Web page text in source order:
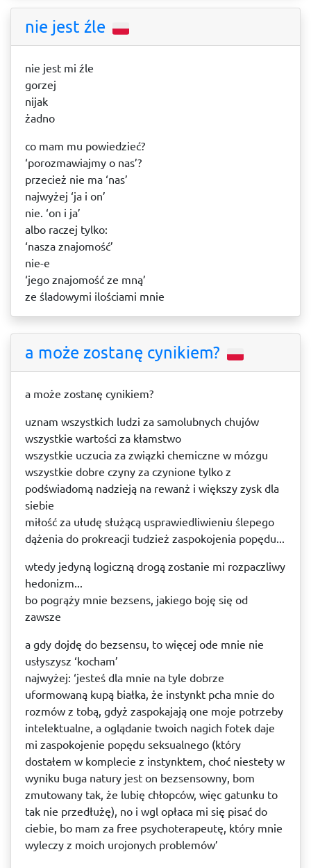
nie jest źle
nie jest mi źle
gorzej
nijak
żadno
co mam mu powiedzieć?
‘porozmawiajmy o nas’?
przecież nie ma ‘nas’
najwyżej ‘ja i on’
nie. ‘on i ja’
albo raczej tylko:
‘nasza znajomość’
nie-e
‘jego znajomość ze mną’
ze śladowymi ilościami mnie
a może zostanę cynikiem?
a może zostanę cynikiem?
uznam wszystkich ludzi za samolubnych chujów
wszystkie wartości za kłamstwo
wszystkie uczucia za związki chemiczne w mózgu
wszystkie dobre czyny za czynione tylko z
podświadomą nadzieją na rewanż i większy zysk dla
siebie
miłość za ułudę służącą usprawiedliwieniu ślepego
dążenia do prokreacji tudzież zaspokojenia popędu...
wtedy jedyną logiczną drogą zostanie mi rozpaczliwy
hedonizm...
bo pogrąży mnie bezsens, jakiego boję się od
zawsze
a gdy dojdę do bezsensu, to więcej ode mnie nie
usłyszysz ‘kocham’
najwyżej: ‘jesteś dla mnie na tyle dobrze
uformowaną kupą białka, że instynkt pcha mnie do
rozmów z tobą, gdyż zaspokajają one moje potrzeby
intelektualne, a oglądanie twoich nagich fotek daje
mi zaspokojenie popędu seksualnego (który
dostałem w komplecie z instynktem, choć niestety w
wyniku buga natury jest on bezsensowny, bom
zmutowany tak, że lubię chłopców, więc gatunku to
tak nie przedłużę), no i wgl opłaca mi się pisać do
ciebie, bo mam za free psychoterapeutę, który mnie
wyleczy z moich urojonych problemów’